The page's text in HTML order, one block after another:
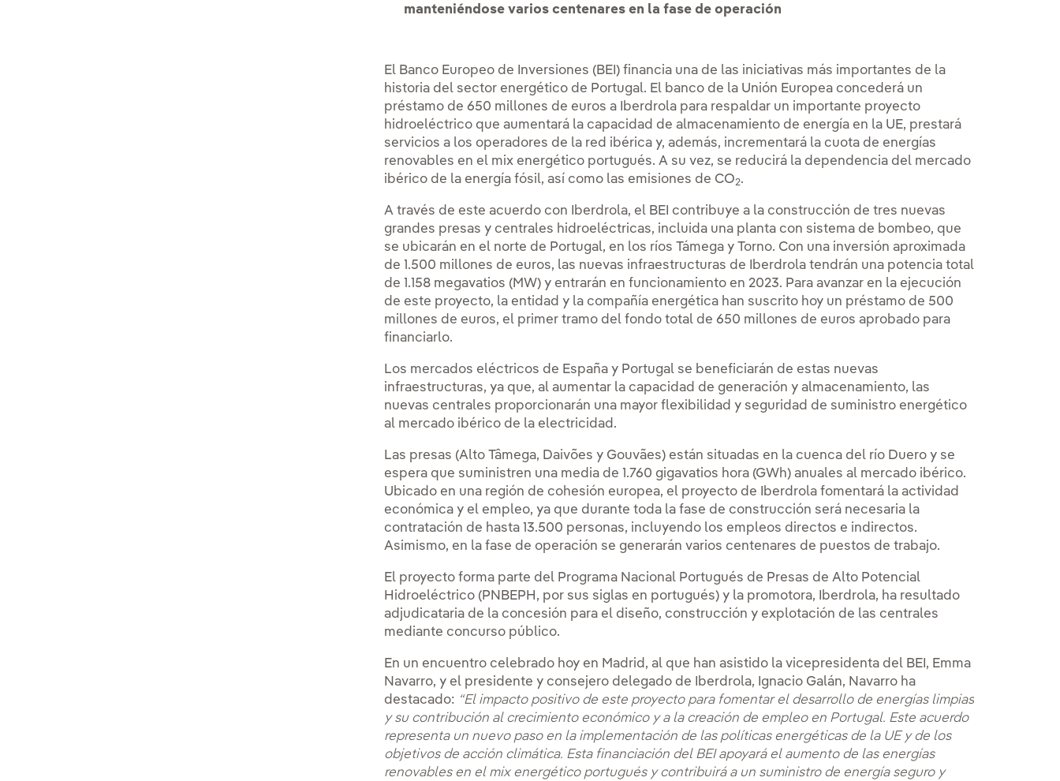
manteniéndose varios centenares en la fase de operación
El Banco Europeo de Inversiones (BEI) financia una de las iniciativas más importantes de la
historia del sector energético de Portugal. El banco de la Unión Europea concederá un
préstamo de 650 millones de euros a Iberdrola para respaldar un importante proyecto
hidroeléctrico que aumentará la capacidad de almacenamiento de energía en la UE, prestará
servicios a los operadores de la red ibérica y, además, incrementará la cuota de energías
renovables en el mix energético portugués. A su vez, se reducirá la dependencia del mercado
ibérico de la energía fósil, así como las emisiones de CO2.
A través de este acuerdo con Iberdrola, el BEI contribuye a la construcción de tres nuevas
grandes presas y centrales hidroeléctricas, incluida una planta con sistema de bombeo, que
se ubicarán en el norte de Portugal, en los ríos Támega y Torno. Con una inversión aproximada
de 1.500 millones de euros, las nuevas infraestructuras de Iberdrola tendrán una potencia total
de 1.158 megavatios (MW) y entrarán en funcionamiento en 2023. Para avanzar en la ejecución
de este proyecto, la entidad y la compañía energética han suscrito hoy un préstamo de 500
millones de euros, el primer tramo del fondo total de 650 millones de euros aprobado para
financiarlo.
Los mercados eléctricos de España y Portugal se beneficiarán de estas nuevas
infraestructuras, ya que, al aumentar la capacidad de generación y almacenamiento, las
nuevas centrales proporcionarán una mayor flexibilidad y seguridad de suministro energético
al mercado ibérico de la electricidad.
Las presas (Alto Tâmega, Daivões y Gouvães) están situadas en la cuenca del río Duero y se
espera que suministren una media de 1.760 gigavatios hora (GWh) anuales al mercado ibérico.
Ubicado en una región de cohesión europea, el proyecto de Iberdrola fomentará la actividad
económica y el empleo, ya que durante toda la fase de construcción será necesaria la
contratación de hasta 13.500 personas, incluyendo los empleos directos e indirectos.
Asimismo, en la fase de operación se generarán varios centenares de puestos de trabajo.
El proyecto forma parte del Programa Nacional Portugués de Presas de Alto Potencial
Hidroeléctrico (PNBEPH, por sus siglas en portugués) y la promotora, Iberdrola, ha resultado
adjudicataria de la concesión para el diseño, construcción y explotación de las centrales
mediante concurso público.
En un encuentro celebrado hoy en Madrid, al que han asistido la vicepresidenta del BEI, Emma
Navarro, y el presidente y consejero delegado de Iberdrola, Ignacio Galán, Navarro ha
destacado: “El impacto positivo de este proyecto para fomentar el desarrollo de energías limpias
y su contribución al crecimiento económico y a la creación de empleo en Portugal. Este acuerdo
representa un nuevo paso en la implementación de las políticas energéticas de la UE y de los
objetivos de acción climática. Esta financiación del BEI apoyará el aumento de las energías
renovables en el mix energético portugués y contribuirá a un suministro de energía seguro y